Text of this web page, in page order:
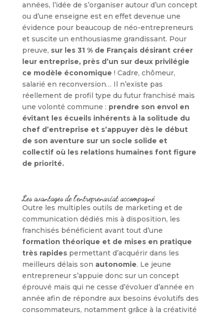
années, l’idée de s’organiser autour d’un concept
ou d’une enseigne est en effet devenue une
évidence pour beaucoup de néo-entrepreneurs
et suscite un enthousiasme grandissant. Pour
preuve, sur les 31 % de Français désirant créer
leur entreprise, près d’un sur deux privilégie
ce modèle économique ! Cadre, chômeur,
salarié en reconversion… Il n’existe pas
réellement de profil type du futur franchisé mais
une volonté commune : prendre son envol en
évitant les écueils inhérents à la solitude du
chef d’entreprise et s’appuyer dès le début
de son aventure sur un socle solide et
collectif où les relations humaines font figure
de priorité.
Les avantages de l’entreprenariat accompagné
Outre les multiples outils de marketing et de
communication dédiés mis à disposition, les
franchisés bénéficient avant tout d’une
formation théorique et de mises en pratique
très rapidespermettant d’acquérir dans les
meilleurs délais son autonomie. Le jeune
entrepreneur s’appuie donc sur un concept
éprouvé mais qui ne cesse d’évoluer d’année en
année afin de répondre aux besoins évolutifs des
consommateurs, notamment grâce à la créativité